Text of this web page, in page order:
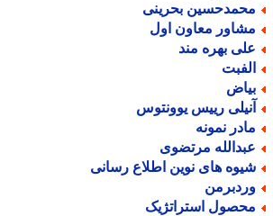
بحرینی
معاون اول
بهره مند
رییس یوونتوس
نمونه
مرتضوی
های نوین اطلاع رسانی
استراتژیک